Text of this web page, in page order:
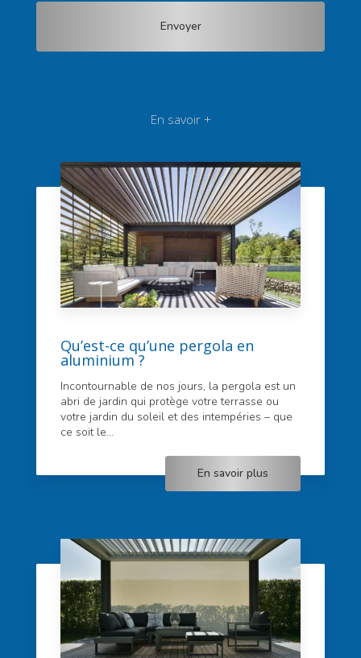
En savoir +
Qu’est-ce qu’une pergola en
aluminium ?
Incontournable de nos jours, la pergola est un
abri de jardin qui protège votre terrasse ou
votre jardin du soleil et des intempéries – que
ce soit le...
En savoir plus